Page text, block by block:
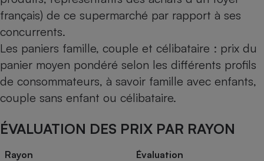
français) de ce supermarché par rapport à ses
concurrents.
Les paniers famille, couple et célibataire : prix du
panier moyen pondéré selon les différents profils
de consommateurs, à savoir famille avec enfants,
couple sans enfant ou célibataire.
ÉVALUATION DES PRIX PAR RAYON
Rayon Évaluation
Robot ménager